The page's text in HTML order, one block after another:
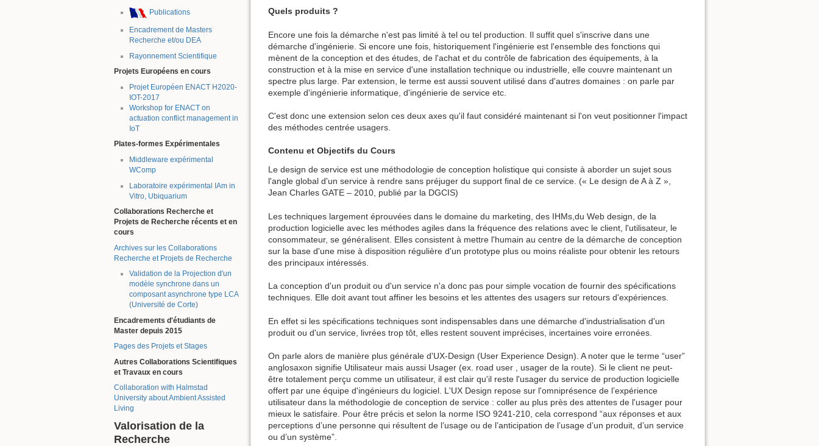
Publications
Encadrement de Masters
Recherche et/ou DEA
Rayonnement Scientifique
Projets Européens en cours
Projet Européen ENACT H2020-
IOT-2017
Workshop for ENACT on
actuation conflict management in
IoT
Plates-formes Expérimentales
Middleware expérimental
WComp
Laboratoire expérimental IAm in
Vitro, Ubiquarium
Collaborations Recherche et
Projets de Recherche récents et en
cours
Archives sur les Collaborations
Recherche et Projets de Recherche
Validation de la Projection d'un
modèle synchrone dans un
composant asynchrone type LCA
(Université de Corte)
Encadrements d'étudiants de
Master depuis 2015
Pages des Projets et Stages
Autres Collaborations Scientifiques
et Travaux en cours
Collaboration with Halmstad
University about Ambient Assisted
Living
Valorisation de la
Recherche
Quels produits ?
Encore une fois la démarche n'est pas limité à tel ou tel production. Il suffit quel s'inscrive dans une
démarche d'ingénierie. Si encore une fois, historiquement l'ingénierie est l'ensemble des fonctions qui
mènent de la conception et des études, de l'achat et du contrôle de fabrication des équipements, à la
construction et à la mise en service d'une installation technique ou industrielle, elle couvre maintenant un
spectre plus large. Par extension, le terme est aussi souvent utilisé dans d'autres domaines : on parle par
exemple d'ingénierie informatique, d'ingénierie de service etc.
C'est donc une extension selon ces deux axes qu'il faut considéré maintenant si l'on veut positionner l'impact
des méthodes centrée usagers.
Contenu et Objectifs du Cours
Le design de service est une méthodologie de conception holistique qui consiste à aborder un sujet sous
l'angle global d'un service à rendre sans préjuger du support final de ce service. (« Le design de A à Z »,
Jean Charles GATE – 2010, publié par la DGCIS)
Les techniques largement éprouvées dans le domaine du marketing, des IHMs,du Web design, de la
production logicielle avec les méthodes agiles dans la fréquence des relations avec le client, l'utilisateur, le
consommateur, se généralisent. Elles consistent à mettre l'humain au centre de la démarche de conception
sur la base d'une mise à disposition régulière d'un prototype plus ou moins réaliste pour obtenir les retours
des principaux intéressés.
La conception d'un produit ou d'un service n'a donc pas pour simple vocation de fournir des spécifications
techniques. Elle doit avant tout affiner les besoins et les attentes des usagers sur retours d'expériences.
En effet si les spécifications techniques sont indispensables dans une démarche d'industrialisation d'un
produit ou d'un service, livrées trop tôt, elles restent souvent imprécises, incertaines voire erronées.
On parle alors de manière plus générale d'UX-Design (User Experience Design). A noter que le terme “user”
anglosaxon signifie Utilisateur mais aussi Usager (ex. road user , usager de la route). Si le client ne peut-
être totalement perçu comme un utilisateur, il est clair qu'il reste l'usager du service de production logicielle
offert par une équipe d'ingénieurs du logiciel. L'UX Design repose sur l'omniprésence de l’expérience
utilisateur dans la méthodologie de conception de service : coller au plus près des attentes de l'usager pour
mieux le satisfaire. Pour être précis et selon la norme ISO 9241-210, cela correspond “aux réponses et aux
perceptions d’une personne qui résultent de l’usage ou de l’anticipation de l’usage d’un produit, d’un service
ou d’un système”.